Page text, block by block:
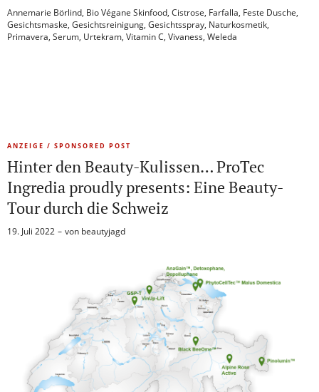
Annemarie Börlind, Bio Végane Skinfood, Cistrose, Farfalla, Feste Dusche,
Gesichtsmaske, Gesichtsreinigung, Gesichtsspray, Naturkosmetik,
Primavera, Serum, Urtekram, Vitamin C, Vivaness, Weleda
ANZEIGE / SPONSORED POST
Hinter den Beauty-Kulissen… ProTec
Ingredia proudly presents: Eine Beauty-
Tour durch die Schweiz
19. Juli 2022 von beautyjagd